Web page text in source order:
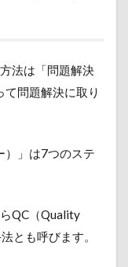
法は「問題解決
て問題解決に取り
）」は7つのステ
QC（Quality
とも呼びます。